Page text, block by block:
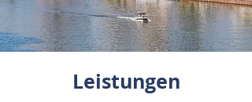
Leistungen